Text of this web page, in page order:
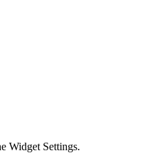
Widget Settings.